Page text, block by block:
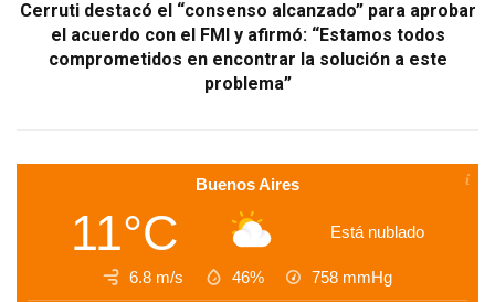
Cerruti destacó el “consenso alcanzado” para aprobar
el acuerdo con el FMI y afirmó: “Estamos todos
comprometidos en encontrar la solución a este
problema”
Buenos Aires
11°C Está nublado
6.8 m/s 46% 758 mmHg